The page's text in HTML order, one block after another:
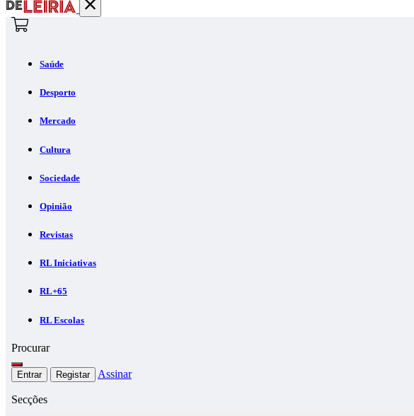
Saúde
Desporto
Mercado
Cultura
Sociedade
Opinião
Revistas
RL Iniciativas
RL+65
RL Escolas
Procurar
Entrar Registar Assinar
Secções